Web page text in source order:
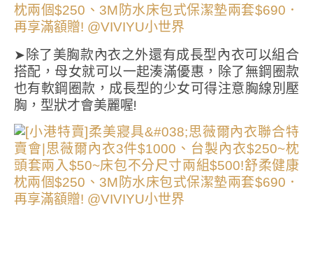
➤除了美胸款內衣之外還有成長型內衣可以組合
搭配，母女就可以一起湊滿優惠，除了無鋼圈款
也有軟鋼圈款，成長型的少女可得注意胸線別壓
胸，型狀才會美麗喔!